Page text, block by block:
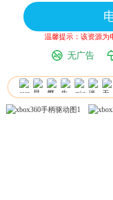
温馨提示：该资源为
无广告